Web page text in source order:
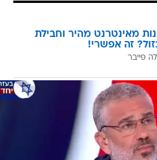
מאינטרנט מהיר וחבילת
זה אפשרי!
פייבר